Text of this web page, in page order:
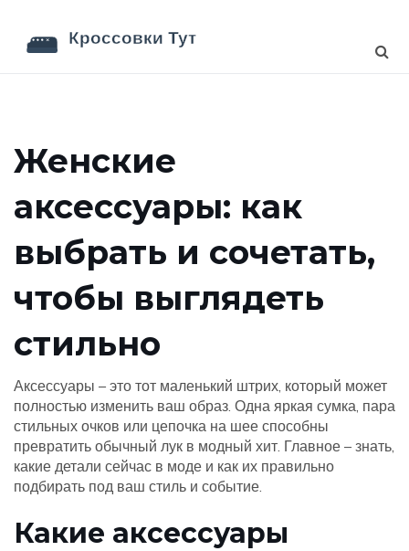
Женские
аксессуары: как
выбрать и сочетать,
чтобы выглядеть
стильно
Аксессуары – это тот маленький штрих, который может
полностью изменить ваш образ. Одна яркая сумка, пара
стильных очков или цепочка на шее способны
превратить обычный лук в модный хит. Главное – знать,
какие детали сейчас в моде и как их правильно
подбирать под ваш стиль и событие.
Какие аксессуары